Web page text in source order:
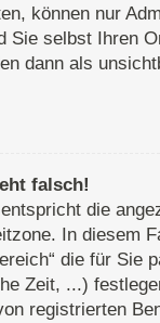
können nur
Sie selbst Ihren
dann als
falsch!
die
In diesem
die für Sie
Zeit, ...)
registrierten